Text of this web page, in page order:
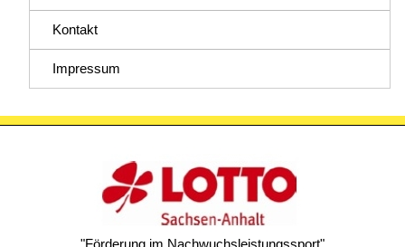
Kontakt
Impressum